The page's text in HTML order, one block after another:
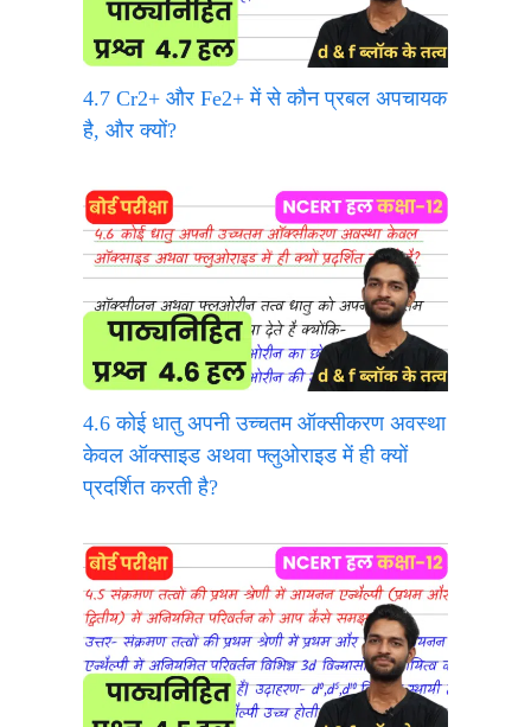
4.7 Cr2+ और Fe2+ में से कौन प्रबल अपचायक
है, और क्यों?
4.6 कोई धातु अपनी उच्चतम ऑक्सीकरण अवस्था
केवल ऑक्साइड अथवा फ्लुओराइड में ही क्यों
प्रदर्शित करती है?